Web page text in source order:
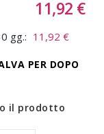
11,92 €
gg.: 11,92 €
PER DOPO
il prodotto